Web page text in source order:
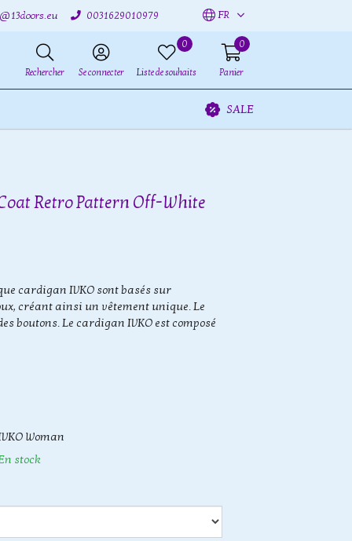
0031629010979 FR
Rechercher Se connecter
0
Liste de souhaits
0
Panier
SALE
Retro Pattern Off-White
cardigan IVKO sont basés sur
créant ainsi un vêtement unique. Le
boutons. Le cardigan IVKO est composé
Woman
stock